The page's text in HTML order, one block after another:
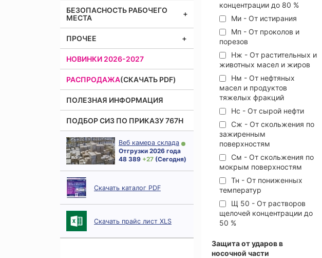
БЕЗОПАСНОСТЬ РАБОЧЕГО
МЕСТА
ПРОЧЕЕ
НОВИНКИ 2026-2027
РАСПРОДАЖА(СКАЧАТЬ PDF)
ПОЛЕЗНАЯ ИНФОРМАЦИЯ
ПОДБОР СИЗ ПО ПРИКАЗУ 767Н
Веб камера склада
Отгрузки 2026 года
48 389 + 27 (Сегодня)
Скачать каталог PDF
Скачать прайс лист XLS
концентрации до 80 %
Ми - От истирания
Мп - От проколов и
порезов
Нж - От растительных и
животных масел и жиров
Нм - От нефтяных
масел и продуктов
тяжелых фракций
Нс - От сырой нефти
Сж - От скольжения по
зажиренным
поверхностям
См - От скольжения по
мокрым поверхностям
Тн - От пониженных
температур
Щ 50 - От растворов
щелочей концентрации до
50 %
Защита от ударов в
носочной части